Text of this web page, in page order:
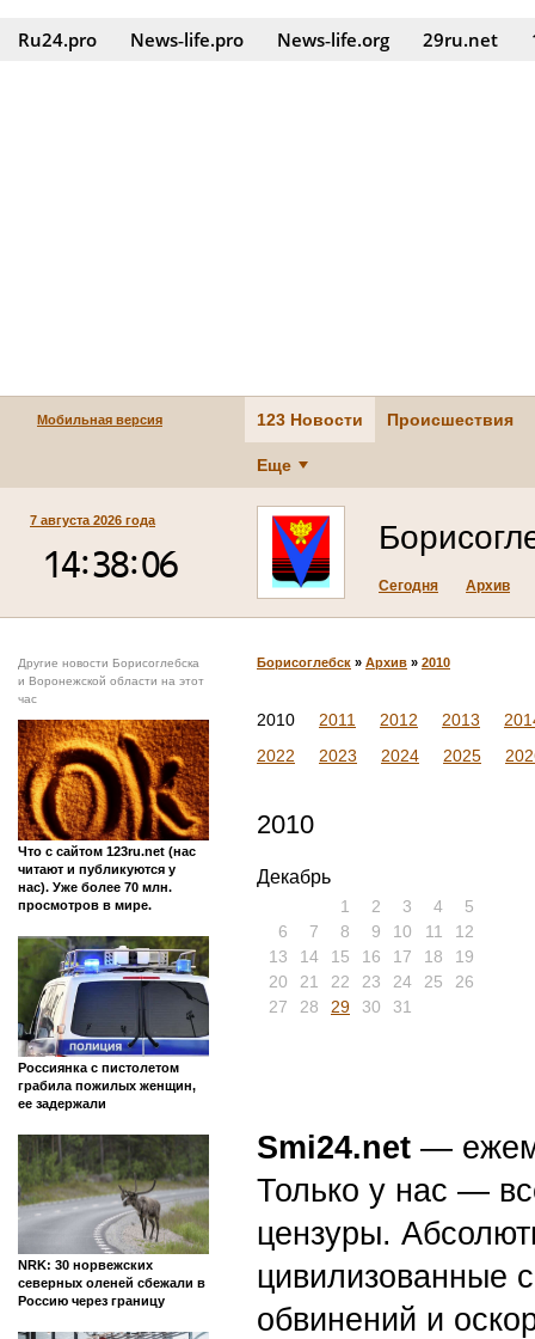
Ru24.pro News‑life.pro News‑life.org 29ru.net
Мобильная версия 123 Новости Происшествия
Еще
7 августа 2026 года
Сегодня Архив
Другие новости Борисоглебска
и Воронежской области на этот
час
Что с сайтом 123ru.net (нас
читают и публикуются у
нас). Уже более 70 млн.
просмотров в мире.
Россиянка с пистолетом
грабила пожилых женщин,
ее задержали
NRK: 30 норвежских
северных оленей сбежали в
Россию через границу
Борисоглебск » Архив » 2010
2010 2011 2012 2013
2022
2023 2024 2025
2010
Декабрь
1 2 3 4
5
6
7 8 9 10 11
12
13
14 15 16 17 18
19
20
21 22 23 24 25
26
27
28 29 30 31
Smi24.net —
Только у нас —
цензуры.
цивилизованные
обвинений и